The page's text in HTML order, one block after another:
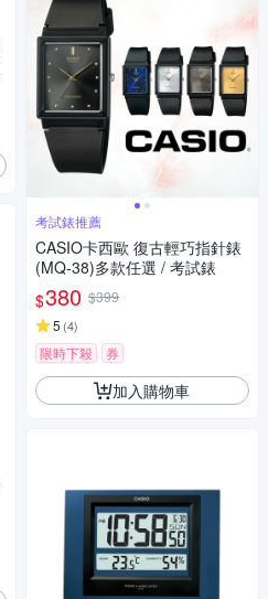
考試錶推薦
CASIO卡西歐 復古輕巧指針錶
(MQ-38)多款任選 / 考試錶
$380 $399
5 (4)
限時下殺 券
加入購物車